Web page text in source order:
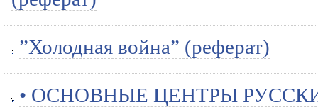
”Холодная война” (реферат)
• ОСНОВНЫЕ ЦЕНТРЫ